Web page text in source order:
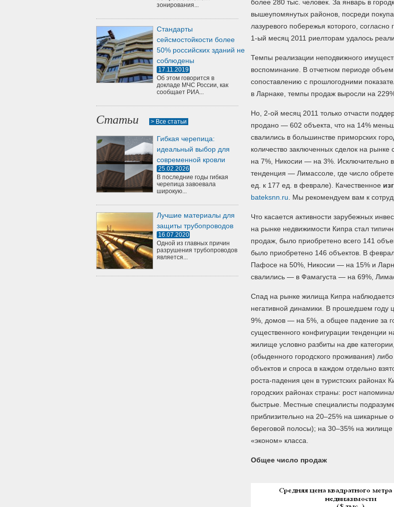
зонирования...
Стандарты
сейсмостойкости более
50% российских зданий не
соблюдены
17.11.2019
Об этом говорится в
докладе МЧС России, как
сообщает РИА...
Статьи > Все статьи
Гибкая черепица:
идеальный выбор для
современной кровли
25.02.2026
В последние годы гибкая
черепица завоевала
широкую...
Лучшие материалы для
защиты трубопроводов
16.07.2020
Одной из главных причин
разрушения трубопроводов
является...
более 280 тыс. человек. За январь в
вышеупомянутых районов, посреди
лазуревого побережья которого,
1-ый месяц 2011 риелторам удалось
Темпы реализации неподвижного
воспоминание. В отчетном периоде
сопоставлению с прошлогодними
в Ларнаке, темпы продаж выросли на
Но, 2-ой месяц 2011 только отчасти
продано — 602 объекта, что на 14%
свалились в большинстве приморских
количество заключенных сделок на
на 7%, Никосии — на 3%. Исключительно
тенденция — Лимассоле, где число
ед. к 177 ед. в феврале). Качественное
bateksnn.ru . Мы рекомендуем вам к
Что касается активности зарубежных
на рынке недвижимости Кипра стал
продаж, было приобретено всего 141
было приобретено 146 объектов. В
Пафосе на 50%, Никосии — на 15% и
свалились — в Фамагуста — на 69%,
Спад на рынке жилища Кипра
негативной динамики. В прошедшем году
9%, домов — на 5%, а общее падение за
существенного конфигурации тенденции
жилище условно разбиты на две
(обыденного городского проживания)
объектов и спроса в каждом отдельно
роста-падения цен в туристских
городских районах страны: рост
быстрые. Местные специалисты
приблизительно на 20–25% на шикарные
береговой полосы); на 30–35% на
«эконом» класса.
Общее число продаж